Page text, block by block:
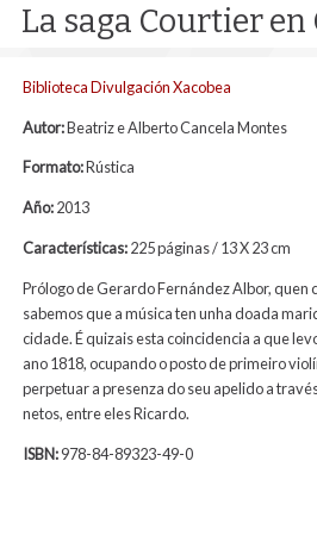
La saga Courtier en
Biblioteca Divulgación Xacobea
Autor:Beatriz e Alberto Cancela Montes
Formato:Rústica
Año:2013
Características:225 páginas / 13 X 23 cm
Prólogo de Gerardo Fernández Albor, quen
sabemos que a música ten unha doada
cidade. É quizais esta coincidencia a que
ano 1818, ocupando o posto de primeiro
perpetuar a presenza do seu apelido a
netos, entre eles Ricardo.
ISBN:978-84-89323-49-0